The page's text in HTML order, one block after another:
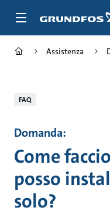
Assistenza
FAQ
Domanda:
Come
posso
solo?